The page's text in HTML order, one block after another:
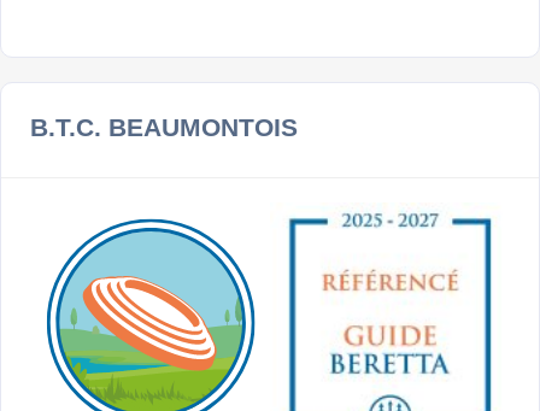
B.T.C. BEAUMONTOIS